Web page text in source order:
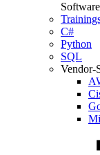
C#
Python
SQL
Vendor-